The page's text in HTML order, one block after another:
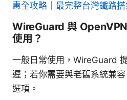
惠全攻略｜最完整台灣鐵路
WireGuard 與
使用？
一般日常使用，WireGuard
遲；若你需要與老舊系統兼
選項。